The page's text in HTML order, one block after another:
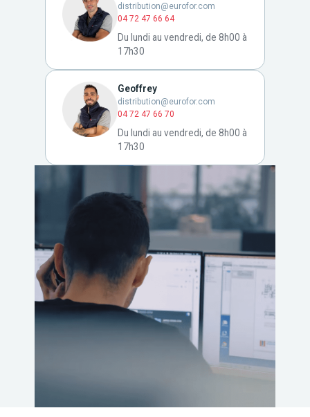
distribution@eurofor.com
04 72 47 66 64
Du lundi au vendredi, de 8h00 à
17h30
Geoffrey
distribution@eurofor.com
04 72 47 66 70
Du lundi au vendredi, de 8h00 à
17h30